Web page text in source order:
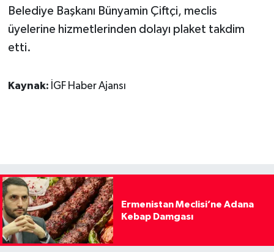
Belediye Başkanı Bünyamin Çiftçi, meclis
üyelerine hizmetlerinden dolayı plaket takdim
etti.
Kaynak: İGF Haber Ajansı
Ermenistan Meclisi’ne Adana
Kebap Damgası